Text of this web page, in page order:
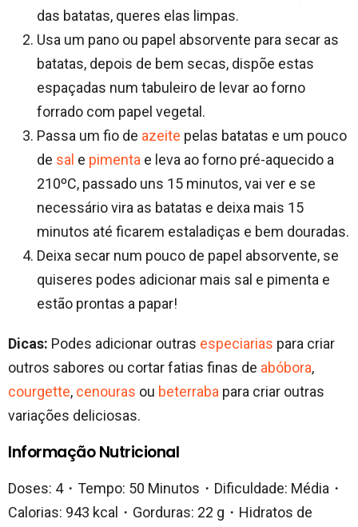
das batatas, queres elas limpas.
Usa um pano ou papel absorvente para secar as
batatas, depois de bem secas, dispõe estas
espaçadas num tabuleiro de levar ao forno
forrado com papel vegetal.
Passa um fio de azeite pelas batatas e um pouco
de sal e pimenta e leva ao forno pré-aquecido a
210ºC, passado uns 15 minutos, vai ver e se
necessário vira as batatas e deixa mais 15
minutos até ficarem estaladiças e bem douradas.
Deixa secar num pouco de papel absorvente, se
quiseres podes adicionar mais sal e pimenta e
estão prontas a papar!
Dicas: Podes adicionar outras especiarias para criar
outros sabores ou cortar fatias finas de abóbora,
courgette, cenouras ou beterraba para criar outras
variações deliciosas.
Informação Nutricional
Doses: 4・Tempo: 50 Minutos・Dificuldade: Média・
Calorias: 943 kcal・Gorduras: 22 g・Hidratos de